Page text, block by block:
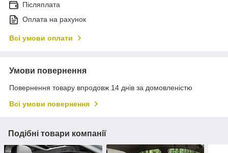
Післяплата
Оплата на рахунок
Всі умови оплати
Умови повернення
Повернення товару впродовж 14 днів за домовленістю
Всі умови повернення
Подібні товари компанії